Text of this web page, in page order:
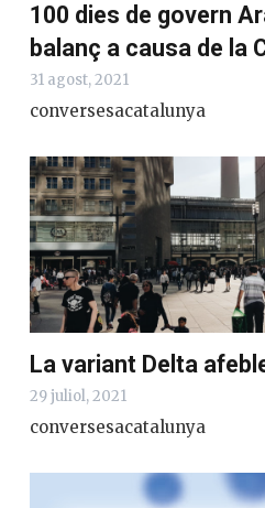
100 dies de govern
balanç a causa de la
31 agost, 2021
conversesacatalunya
La variant Delta
29 juliol, 2021
conversesacatalunya